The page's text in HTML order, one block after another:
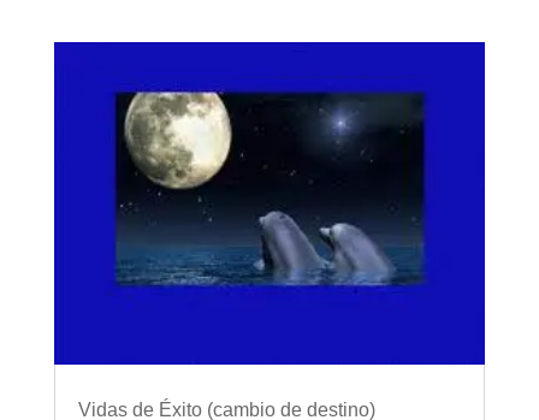
Vidas de Éxito (cambio de destino)